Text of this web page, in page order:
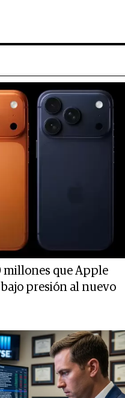
millones que Apple
presión al nuevo